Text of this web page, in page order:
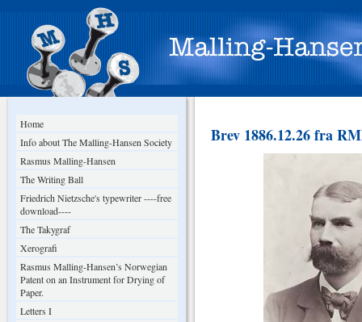
Home
Info about The Malling-Hansen Society
Rasmus Malling-Hansen
The Writing Ball
Friedrich Nietzsche's typewriter ----free
download----
The Takygraf
Xerografi
Rasmus Malling-Hansen’s Norwegian
Patent on an Instrument for Drying of
Paper.
Letters I
Brev 1886.12.26 fra